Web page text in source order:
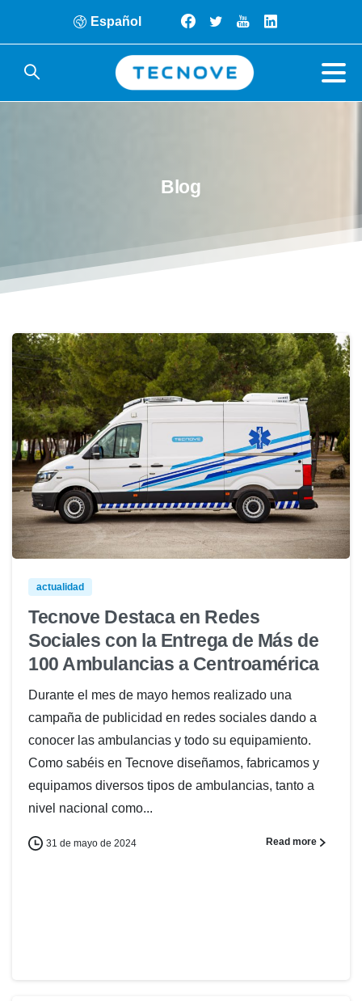
Español
Blog
actualidad
Tecnove Destaca en Redes
Sociales con la Entrega de Más de
100 Ambulancias a Centroamérica
Durante el mes de mayo hemos realizado una
campaña de publicidad en redes sociales dando a
conocer las ambulancias y todo su equipamiento.
Como sabéis en Tecnove diseñamos, fabricamos y
equipamos diversos tipos de ambulancias, tanto a
nivel nacional como...
31 de mayo de 2024 Read more